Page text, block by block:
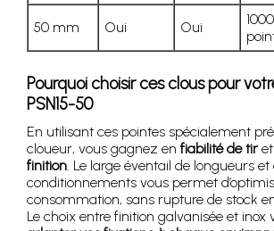
50 mm Oui Oui
Pourquoi choisir ces clous pour
PSN15-50
En utilisant ces pointes spécialement
cloueur, vous gagnez en fiabilité de tiret
finition. Le large éventail de longueurs et
conditionnements vous permet
consommation, sans rupture de stock
Le choix entre finition galvanisée et inox